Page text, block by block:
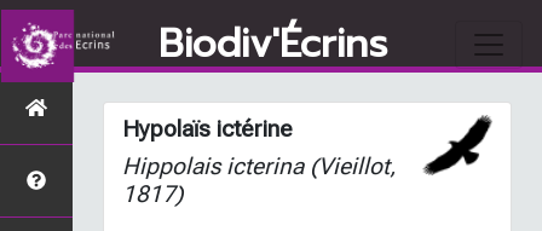
Biodiv'Écrins
Hypolaïs ictérine
Hippolais icterina(Vieillot,
1817)